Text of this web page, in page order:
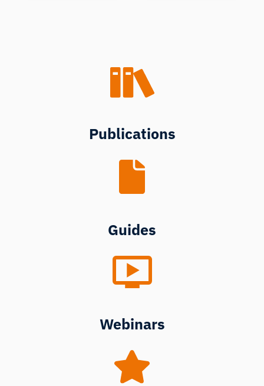
Publications
Guides
Webinars